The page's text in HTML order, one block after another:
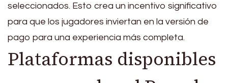
seleccionados. Esto crea un incentivo significativo
para que los jugadores inviertan en la versión de
pago para una experiencia más completa.
Plataformas disponibles